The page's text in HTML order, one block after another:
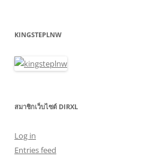
KINGSTEPLNW
สมาชิกเว็บไซต์ DIRXL
Log in
Entries feed